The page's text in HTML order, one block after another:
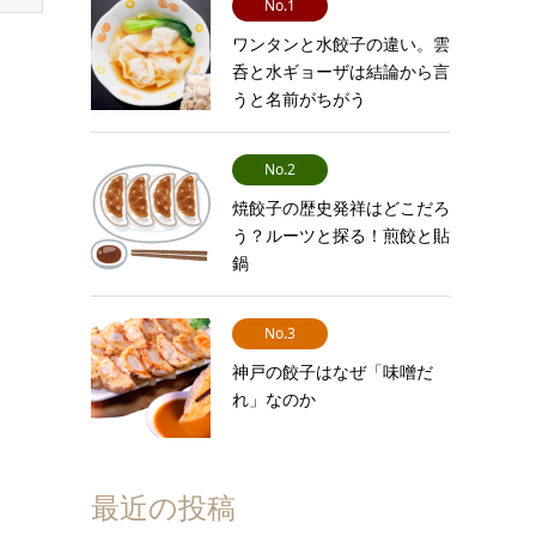
No.1
ワンタンと水餃子の違い。雲
呑と水ギョーザは結論から言
うと名前がちがう
No.2
焼餃子の歴史発祥はどこだろ
う？ルーツと探る！煎餃と貼
鍋
No.3
神戸の餃子はなぜ「味噌だ
れ」なのか
最近の投稿